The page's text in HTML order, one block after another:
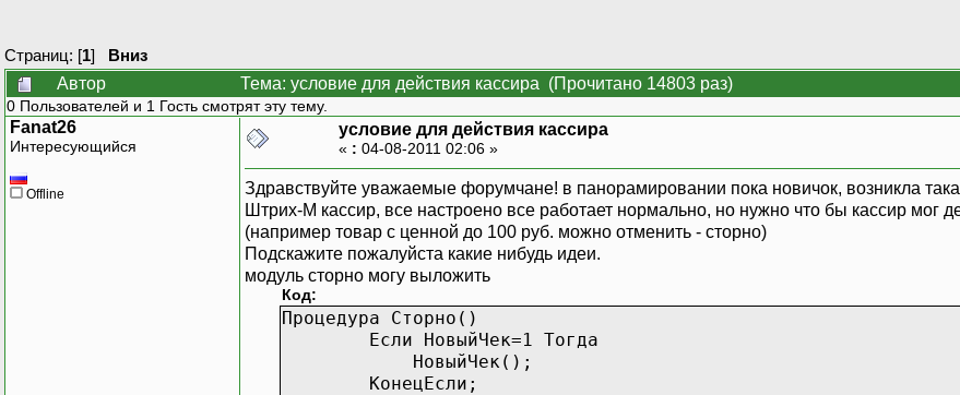
Страниц: [1] Вниз
Автор
Тема: условие для действия кассира (Прочитано 14803 раз)
0 Пользователей и 1 Гость смотрят эту тему.
Fanat26
Интересующийся
Offline
условие для действия кассира
« : 04-08-2011 02:06 »
Здравствуйте уважаемые форумчане! в панорамировании пока новичок, возникла
Штрих-М кассир, все настроено все работает нормально, но нужно что бы кассир
(например товар с ценной до 100 руб. можно отменить - сторно)
Подскажите пожалуйста какие нибудь идеи.
модуль сторно могу выложить
Код:
Процедура Сторно()
Если НовыйЧек=1 Тогда
НовыйЧек();
КонецЕсли;